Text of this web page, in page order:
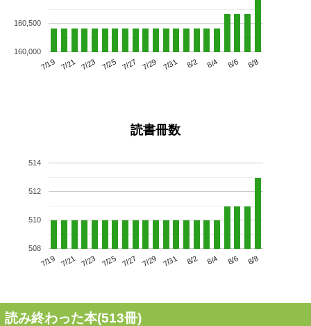
7/19 7/21 7/23 7/25 7/27 7/29 7/31 8/2 8/4 8/6 8/8
160,000
160,500
読書冊数
7/19 7/21 7/23 7/25 7/27 7/29 7/31 8/2 8/4 8/6 8/8
508
510
512
514
読み終わった本(513冊)